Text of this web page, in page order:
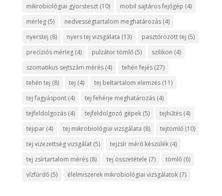
mikrobiológiai gyorsteszt(10) mobil sajtáros fejőgép (4)
mérleg(5) nedvességtartalom meghatározás(4)
nyerstej (8) nyers tej vizsgálata (13) pasztőrözött tej (5)
precíziós mérleg(4) pulzátor tömlő(5) szilikon (4)
szomatikus sejtszám mérés(4) tehén fejés(27)
tehén tej (8) tej (4) tej beltartalom elemzés(11)
tej fagyáspont(4) tej fehérje meghatározás(4)
tejfeldolgozás(4) tejfeldolgozó gépek(5) tejhűtés(4)
tejipar(4) tej mikrobiológiai vizsgálata (8) tejtömlő(10)
tej vizezettség vizsgálat(5) tejzsír mérő készülék(4)
tej zsírtartalom mérés(8) tej összetétele (7) tömlő(6)
vízfürdő(5) élelmiszerek mikrobiológiai vizsgálatok(7)